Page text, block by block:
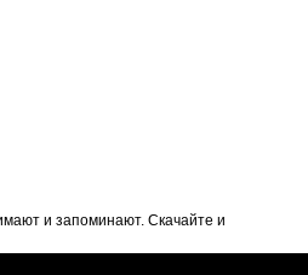
и запоминают. Скачайте и